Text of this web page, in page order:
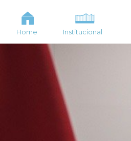
Home Institucional